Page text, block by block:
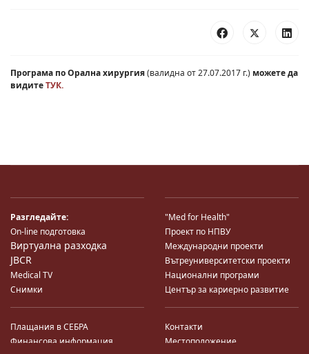
Програма поОрална хирургия(валидна от 27.07.2017 г.) можете да
видитеТУК.
Разгледайте:
On-line подготовка
Виртуална разходка
JBCR
Medical TV
Снимки
"Med for Health"
Проект по НПВУ
Международни проекти
Вътреуниверситетски проекти
Национални програми
Център за кариерно развитие
Плащания в СЕБРА
Финансова информация
Контакти
Местоположение